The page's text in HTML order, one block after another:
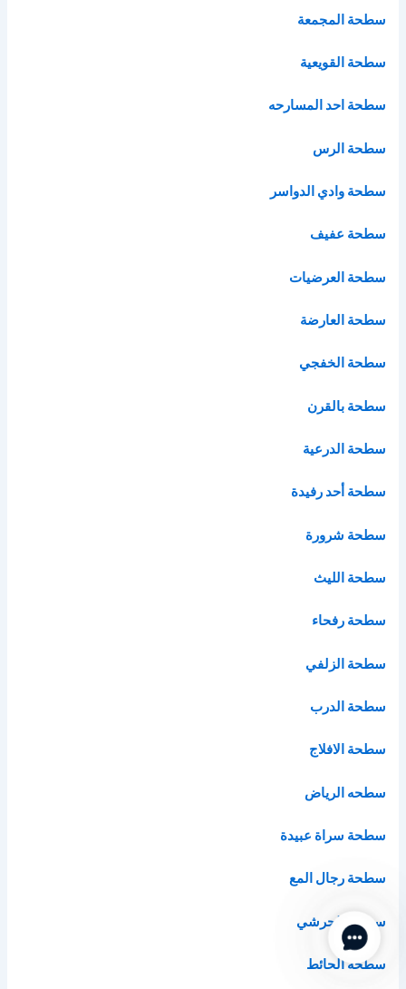
سطحة المجمعة
سطحة القويعية
سطحة احد المسارحه
سطحة الرس
سطحة وادي الدواسر
سطحة عفيف
سطحة العرضيات
سطحة العارضة
سطحة الخفجي
سطحة بالقرن
سطحة الدرعية
سطحة أحد رفيدة
سطحة شرورة
سطحة الليث
سطحة رفحاء
سطحة الزلفي
سطحة الدرب
سطحة الافلاج
سطحه الرياض
سطحة سراة عبيدة
سطحة رجال المع
سطحة بلجرشي
سطحة الحائط
Contact Us